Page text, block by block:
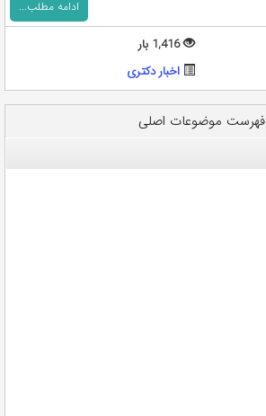
ادامه مطلب...
1,416 بار
اخبار دکتری
فهرست موضوعات اصلی